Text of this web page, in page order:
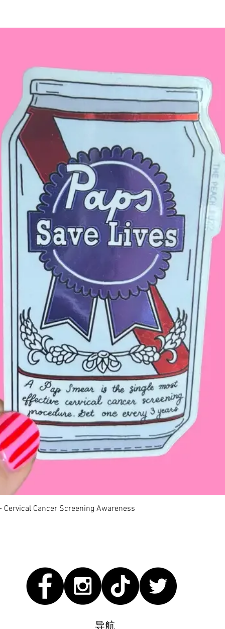
快速瀏覽
Cancer Screening Awareness
导航